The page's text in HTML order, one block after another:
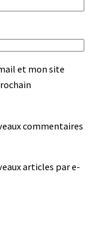
et mon site
commentaires
articles par e-